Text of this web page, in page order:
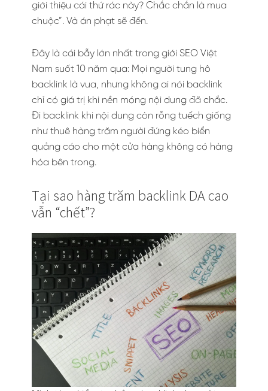
giới thiệu cái thứ rác này? Chắc chắn là mua
chuộc”. Và án phạt sẽ đến.
Đây là cái bẫy lớn nhất trong giới SEO Việt
Nam suốt 10 năm qua: Mọi người tung hô
backlink là vua, nhưng không ai nói backlink
chỉ có giá trị khi nền móng nội dung đã chắc.
Đi backlink khi nội dung còn rỗng tuếch giống
như thuê hàng trăm người đứng kéo biển
quảng cáo cho một cửa hàng không có hàng
hóa bên trong.
Tại sao hàng trăm backlink DA cao
vẫn “chết”?